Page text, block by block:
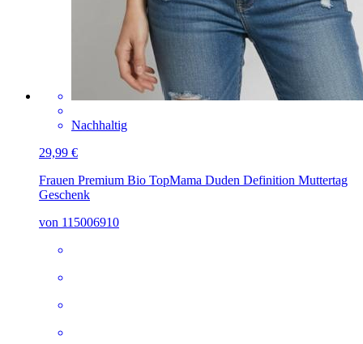
Nachhaltig
29,99 €
Frauen Premium Bio TopMama Duden Definition Muttertag
Geschenk
von 115006910